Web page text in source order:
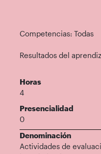
Competencias: Todas
Resultados del
Horas
4
Presencialidad
0
Denominación
Actividades de